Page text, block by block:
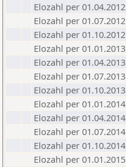
Elozahl per 01.04.2012
Elozahl per 01.07.2012
Elozahl per 01.10.2012
Elozahl per 01.01.2013
Elozahl per 01.04.2013
Elozahl per 01.07.2013
Elozahl per 01.10.2013
Elozahl per 01.01.2014
Elozahl per 01.04.2014
Elozahl per 01.07.2014
Elozahl per 01.10.2014
Elozahl per 01.01.2015